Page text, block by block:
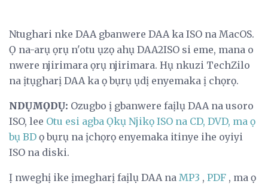
Ntughari nke DAA gbanwere DAA ka ISO na MacOS.
Ọ na-arụ ọrụ n'otu ụzọ ahụ DAA2ISO si eme, mana o
nwere njirimara ọrụ njirimara. Hụ nkuzi TechZilo
na ịtụgharị DAA ka ọ bụrụ ụdị enyemaka ị chọrọ.
NDỤMỌDỤ: Ozugbo ị gbanwere faịlụ DAA na usoro
ISO, lee Otu esi agba Ọkụ Njikọ ISO na CD, DVD, ma ọ
bụ BD ọ bụrụ na ịchọrọ enyemaka itinye ihe oyiyi
ISO na diski.
Ị nweghị ike ịmegharị faịlụ DAA na MP3 , PDF , ma ọ